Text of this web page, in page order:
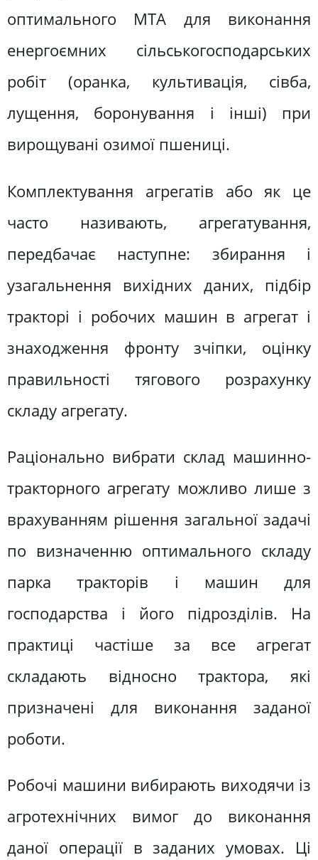
оптимального МТА для виконання
енергоємних сільськогосподарських
робіт (оранка, культивація, сівба,
лущення, боронування і інші) при
вирощувані озимої пшениці.
Комплектування агрегатів або як це
часто називають, агрегатування,
передбачає наступне: збирання і
узагальнення вихідних даних, підбір
тракторі і робочих машин в агрегат і
знаходження фронту зчіпки, оцінку
правильності тягового розрахунку
складу агрегату.
Раціонально вибрати склад машинно-
тракторного агрегату можливо лише з
врахуванням рішення загальної задачі
по визначенню оптимального складу
парка тракторів і машин для
господарства і його підрозділів. На
практиці частіше за все агрегат
складають відносно трактора, які
призначені для виконання заданої
роботи.
Робочі машини вибирають виходячи із
агротехнічних вимог до виконання
даної операції в заданих умовах. Ці